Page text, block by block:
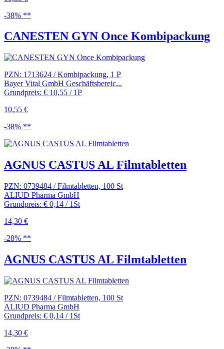
-38% **
CANESTEN GYN Once Kombipackung
PZN: 1713624 / Kombipackung, 1 P
Bayer Vital GmbH Geschäftsbereic...
Grundpreis: € 10,55 / 1P
10,55 €
-38% **
AGNUS CASTUS AL Filmtabletten
PZN: 0739484 / Filmtabletten, 100 St
ALIUD Pharma GmbH
Grundpreis: € 0,14 / 1St
14,30 €
-28% **
AGNUS CASTUS AL Filmtabletten
PZN: 0739484 / Filmtabletten, 100 St
ALIUD Pharma GmbH
Grundpreis: € 0,14 / 1St
14,30 €